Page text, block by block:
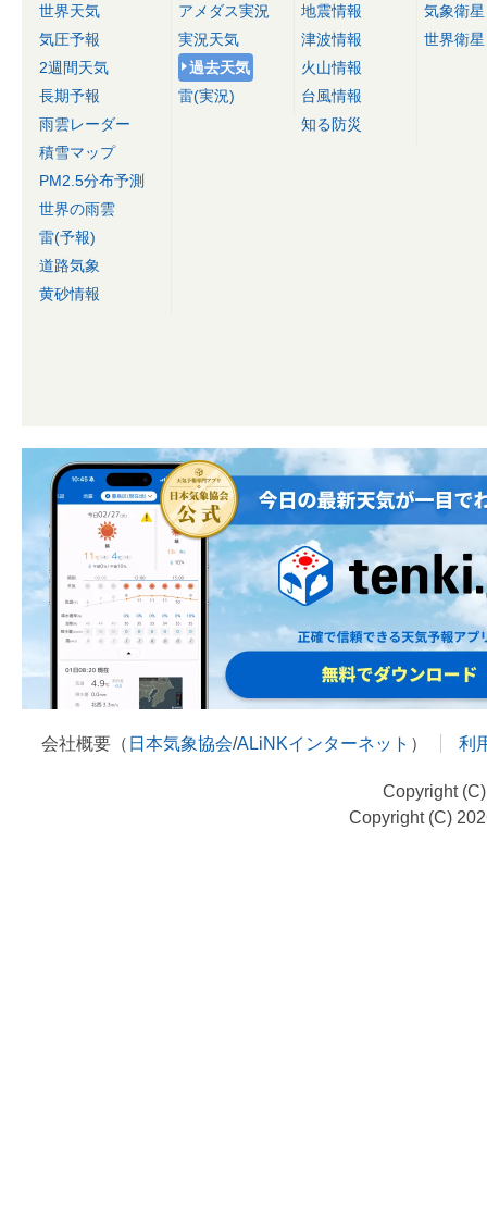
世界天気
気圧予報
2週間天気
長期予報
雨雲レーダー
積雪マップ
PM2.5分布予測
世界の雨雲
雷(予報)
道路気象
黄砂情報
アメダス実況
実況天気
過去天気
雷(実況)
地震情報
津波情報
火山情報
台風情報
知る防災
気象衛星
世界衛星
会社概要（ 日本気象協会/ALiNKインターネット ） 利
Copyright
Copyright (C)